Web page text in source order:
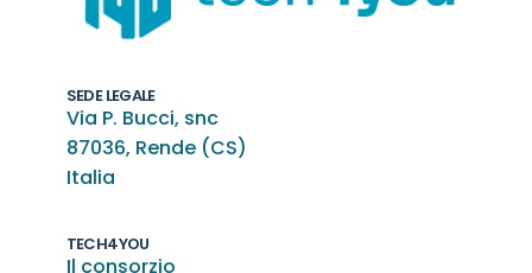
SEDE LEGALE
Via P. Bucci, snc
87036, Rende (CS)
Italia
TECH4YOU
Il consorzio